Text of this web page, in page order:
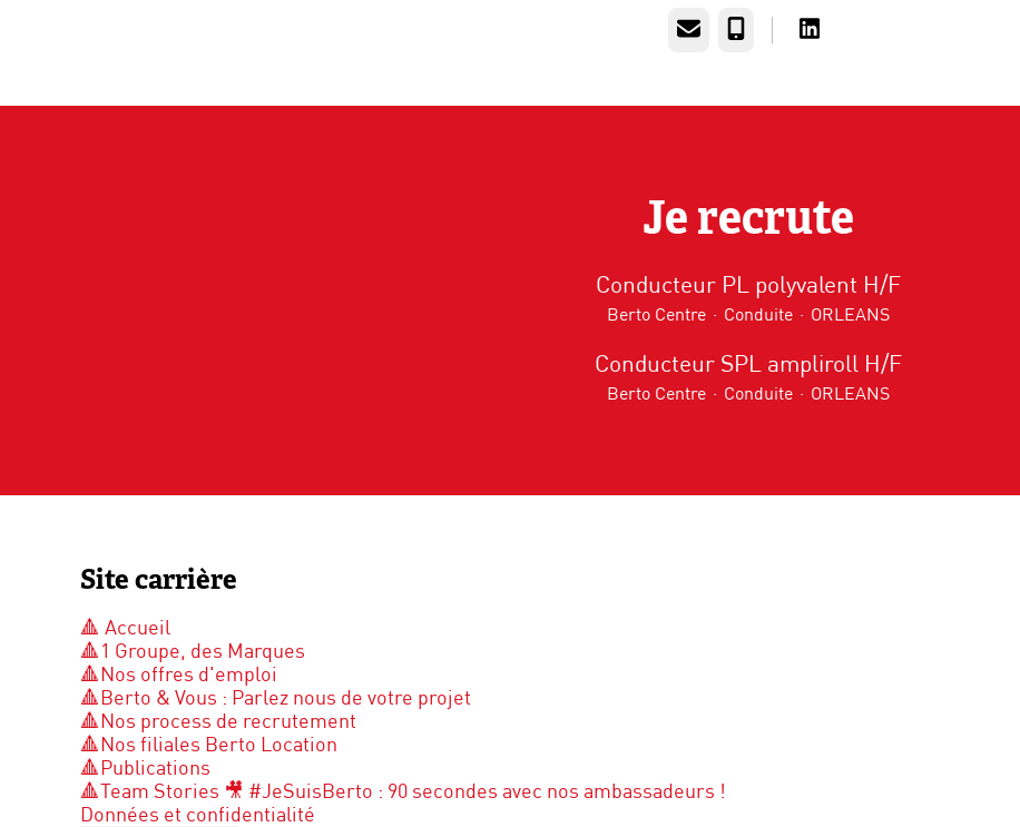
E-mail Téléphone
Je recrute
Conducteur PL polyvalent H/F
Berto Centre · Conduite · ORLEANS
Conducteur SPL ampliroll H/F
Berto Centre · Conduite · ORLEANS
Site carrière
🔺 Accueil
🔺1 Groupe, des Marques
🔺Nos offres d'emploi
🔺Berto & Vous : Parlez nous de votre projet
🔺Nos process de recrutement
🔺Nos filiales Berto Location
🔺Publications
🔺Team Stories 🎥 #JeSuisBerto : 90 secondes avec nos ambassadeurs !
Données et confidentialité